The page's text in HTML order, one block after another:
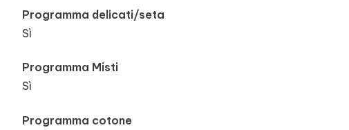
Programma delicati/seta
Sì
Programma Misti
Sì
Programma cotone